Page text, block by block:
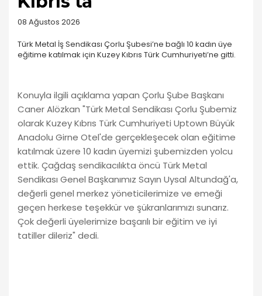
08 Ağustos 2026
Türk Metal İş Sendikası Çorlu Şubesi’ne bağlı 10 kadın üye
eğitime katılmak için Kuzey Kıbrıs Türk Cumhuriyeti’ne gitti.
Konuyla ilgili açıklama yapan Çorlu Şube Başkanı
Caner Alözkan "Türk Metal Sendikası Çorlu Şubemiz
olarak Kuzey Kıbrıs Türk Cumhuriyeti Uptown Büyük
Anadolu Girne Otel'de gerçekleşecek olan eğitime
katılmak üzere 10 kadın üyemizi şubemizden yolcu
ettik. Çağdaş sendikacılıkta öncü Türk Metal
Sendikası Genel Başkanımız Sayın Uysal Altundağ'a,
değerli genel merkez yöneticilerimize ve emeği
geçen herkese teşekkür ve şükranlarımızı sunarız.
Çok değerli üyelerimize başarılı bir eğitim ve iyi
tatiller dileriz" dedi.